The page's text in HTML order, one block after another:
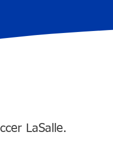
LaSalle.